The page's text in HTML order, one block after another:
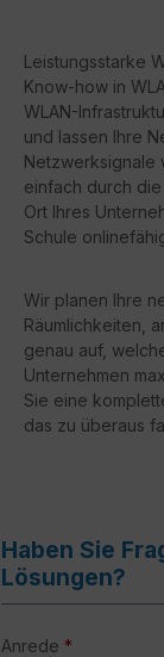
Leistungsstarke
Know-how in
WLAN-
und lassen Ihre
Netzwerksignale
einfach durch
Ort Ihres
Schule
Wir planen Ihre
Räumlichkeiten,
genau auf,
Unternehmen
Sie eine
das zu überaus
Haben Sie
Lösungen?
Anrede *